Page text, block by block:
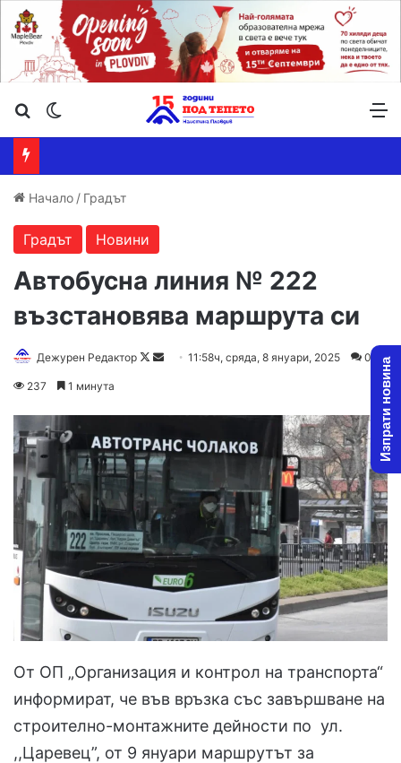
Търсене ...
Начало / Градът
Градът Новини
Автобусна линия № 222
възстановява маршрута си
Дежурен Редактор
Follow
Send11:58ч, сряда, 8 януари, 2025 0
237 1 минута
От ОП „Организация и контрол на транспорта“
информират, че във връзка със завършване на
строително-монтажните дейности по ул.
,,Царевец”, от 9 януари маршрутът за
Изпрати новина